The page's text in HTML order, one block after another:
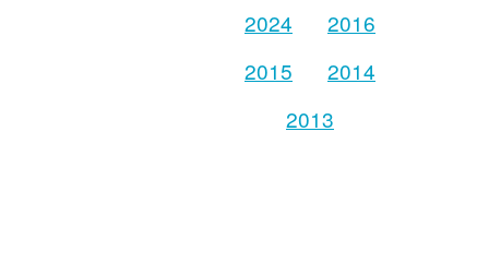
2024
2016
2015
2014
2013